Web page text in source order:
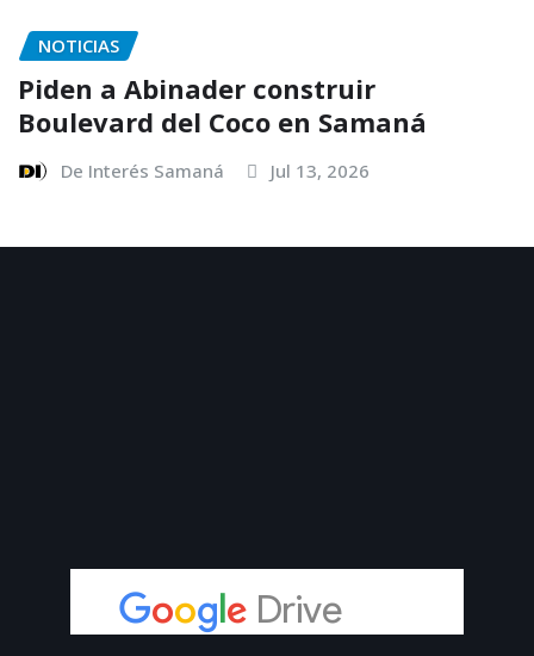
NOTICIAS
Piden a Abinader construir
Boulevard del Coco en Samaná
De Interés Samaná Jul 13, 2026